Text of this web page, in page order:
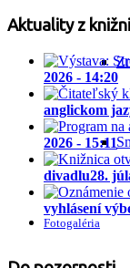
Fotogaléria
Aktuality z
2026 - 14:20
anglickom
2026 - 15:11
divadlu28.
vyhlásení